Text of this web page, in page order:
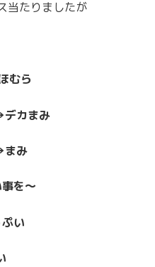
当たりましたが
むら
カまみ
み
を～
い